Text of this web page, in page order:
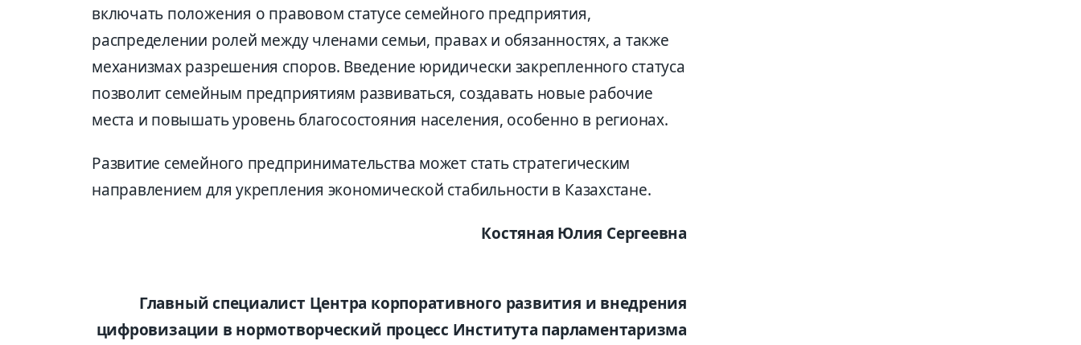
включать положения о правовом статусе семейного предприятия,
распределении ролей между членами семьи, правах и обязанностях, а также
механизмах разрешения споров. Введение юридически закрепленного статуса
позволит семейным предприятиям развиваться, создавать новые рабочие
места и повышать уровень благосостояния населения, особенно в регионах.
Развитие семейного предпринимательства может стать стратегическим
направлением для укрепления экономической стабильности в Казахстане.
Костяная Юлия Сергеевна
Главный специалист Центра корпоративного развития и внедрения
цифровизации в нормотворческий процесс Института парламентаризма